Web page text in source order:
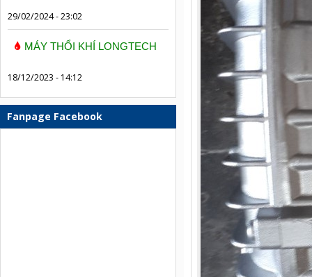
29/02/2024 - 23:02
MÁY THỔI KHÍ LONGTECH
18/12/2023 - 14:12
Fanpage Facebook